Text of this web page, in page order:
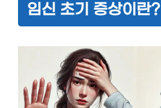
임신 초기 증상이란?